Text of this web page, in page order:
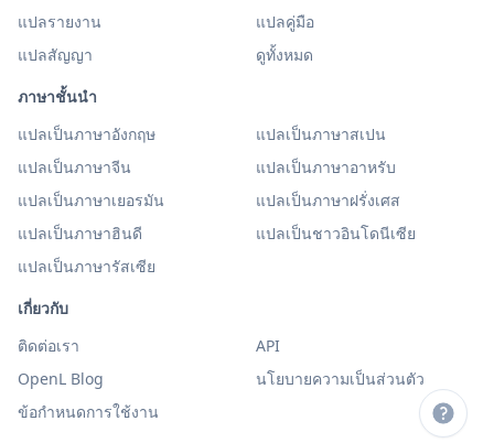
แปลรายงาน
แปลคู่มือ
แปลสัญญา
ดูทั้งหมด
ภาษาชั้นนำ
แปลเป็นภาษาอังกฤษ
แปลเป็นภาษาสเปน
แปลเป็นภาษาจีน
แปลเป็นภาษาอาหรับ
แปลเป็นภาษาเยอรมัน
แปลเป็นภาษาฝรั่งเศส
แปลเป็นภาษาฮินดี
แปลเป็นชาวอินโดนีเซีย
แปลเป็นภาษารัสเซีย
เกี่ยวกับ
ติดต่อเรา
API
OpenL Blog
นโยบายความเป็นส่วนตัว
ข้อกำหนดการใช้งาน